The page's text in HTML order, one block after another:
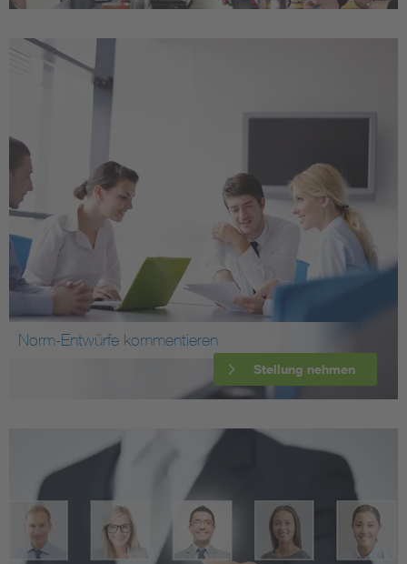
Norm-Entwürfe kommentieren
Stellung nehmen